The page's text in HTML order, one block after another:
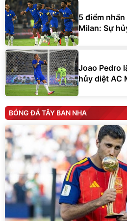
5 điểm
Milan: Sự
Joao Pedro
hủy diệt AC
BÓNG ĐÁ TÂY BAN NHA